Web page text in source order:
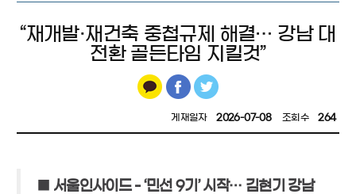
“재개발·재건축 중첩규제 해결… 강남 대
전환 골든타임 지킬것”
게재일자 2026-07-08 조회수 264
■ 서울인사이드 - ‘민선 9기’ 시작… 김현기 강남